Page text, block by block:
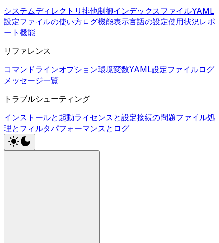
システムディレクトリ 排他制御インデックスファイルYAML
設定ファイルの使い方ログ機能表示言語の設定使用状況レポ
ート機能
リファレンス
コマンドラインオプション環境変数YAML設定ファイルログ
メッセージ一覧
トラブルシューティング
インストールと起動ライセンスと設定接続の問題ファイル処
理とフィルタパフォーマンスとログ